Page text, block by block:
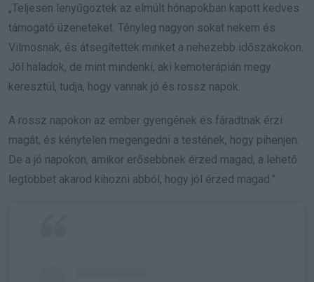
„Teljesen lenyűgöztek az elmúlt hónapokban kapott kedves
támogató üzeneteket. Tényleg nagyon sokat nekem és
Vilmosnak, és átsegítettek minket a nehezebb időszakokon.
Jól haladok, de mint mindenki, aki kemoterápián megy
keresztül, tudja, hogy vannak jó és rossz napok.
A rossz napokon az ember gyengének és fáradtnak érzi
magát, és kénytelen megengedni a testének, hogy pihenjen.
De a jó napokon, amikor erősebbnek érzed magad, a lehető
legtöbbet akarod kihozni abból, hogy jól érzed magad.”